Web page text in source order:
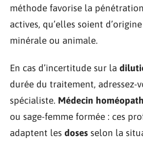
méthode favorise la
actives, qu’elles soient
minérale ou animale.
En cas d’incertitude sur la
durée du traitement, adressez-
spécialiste. Médecin
ou sage-femme formée : ces
adaptent les doses selon la